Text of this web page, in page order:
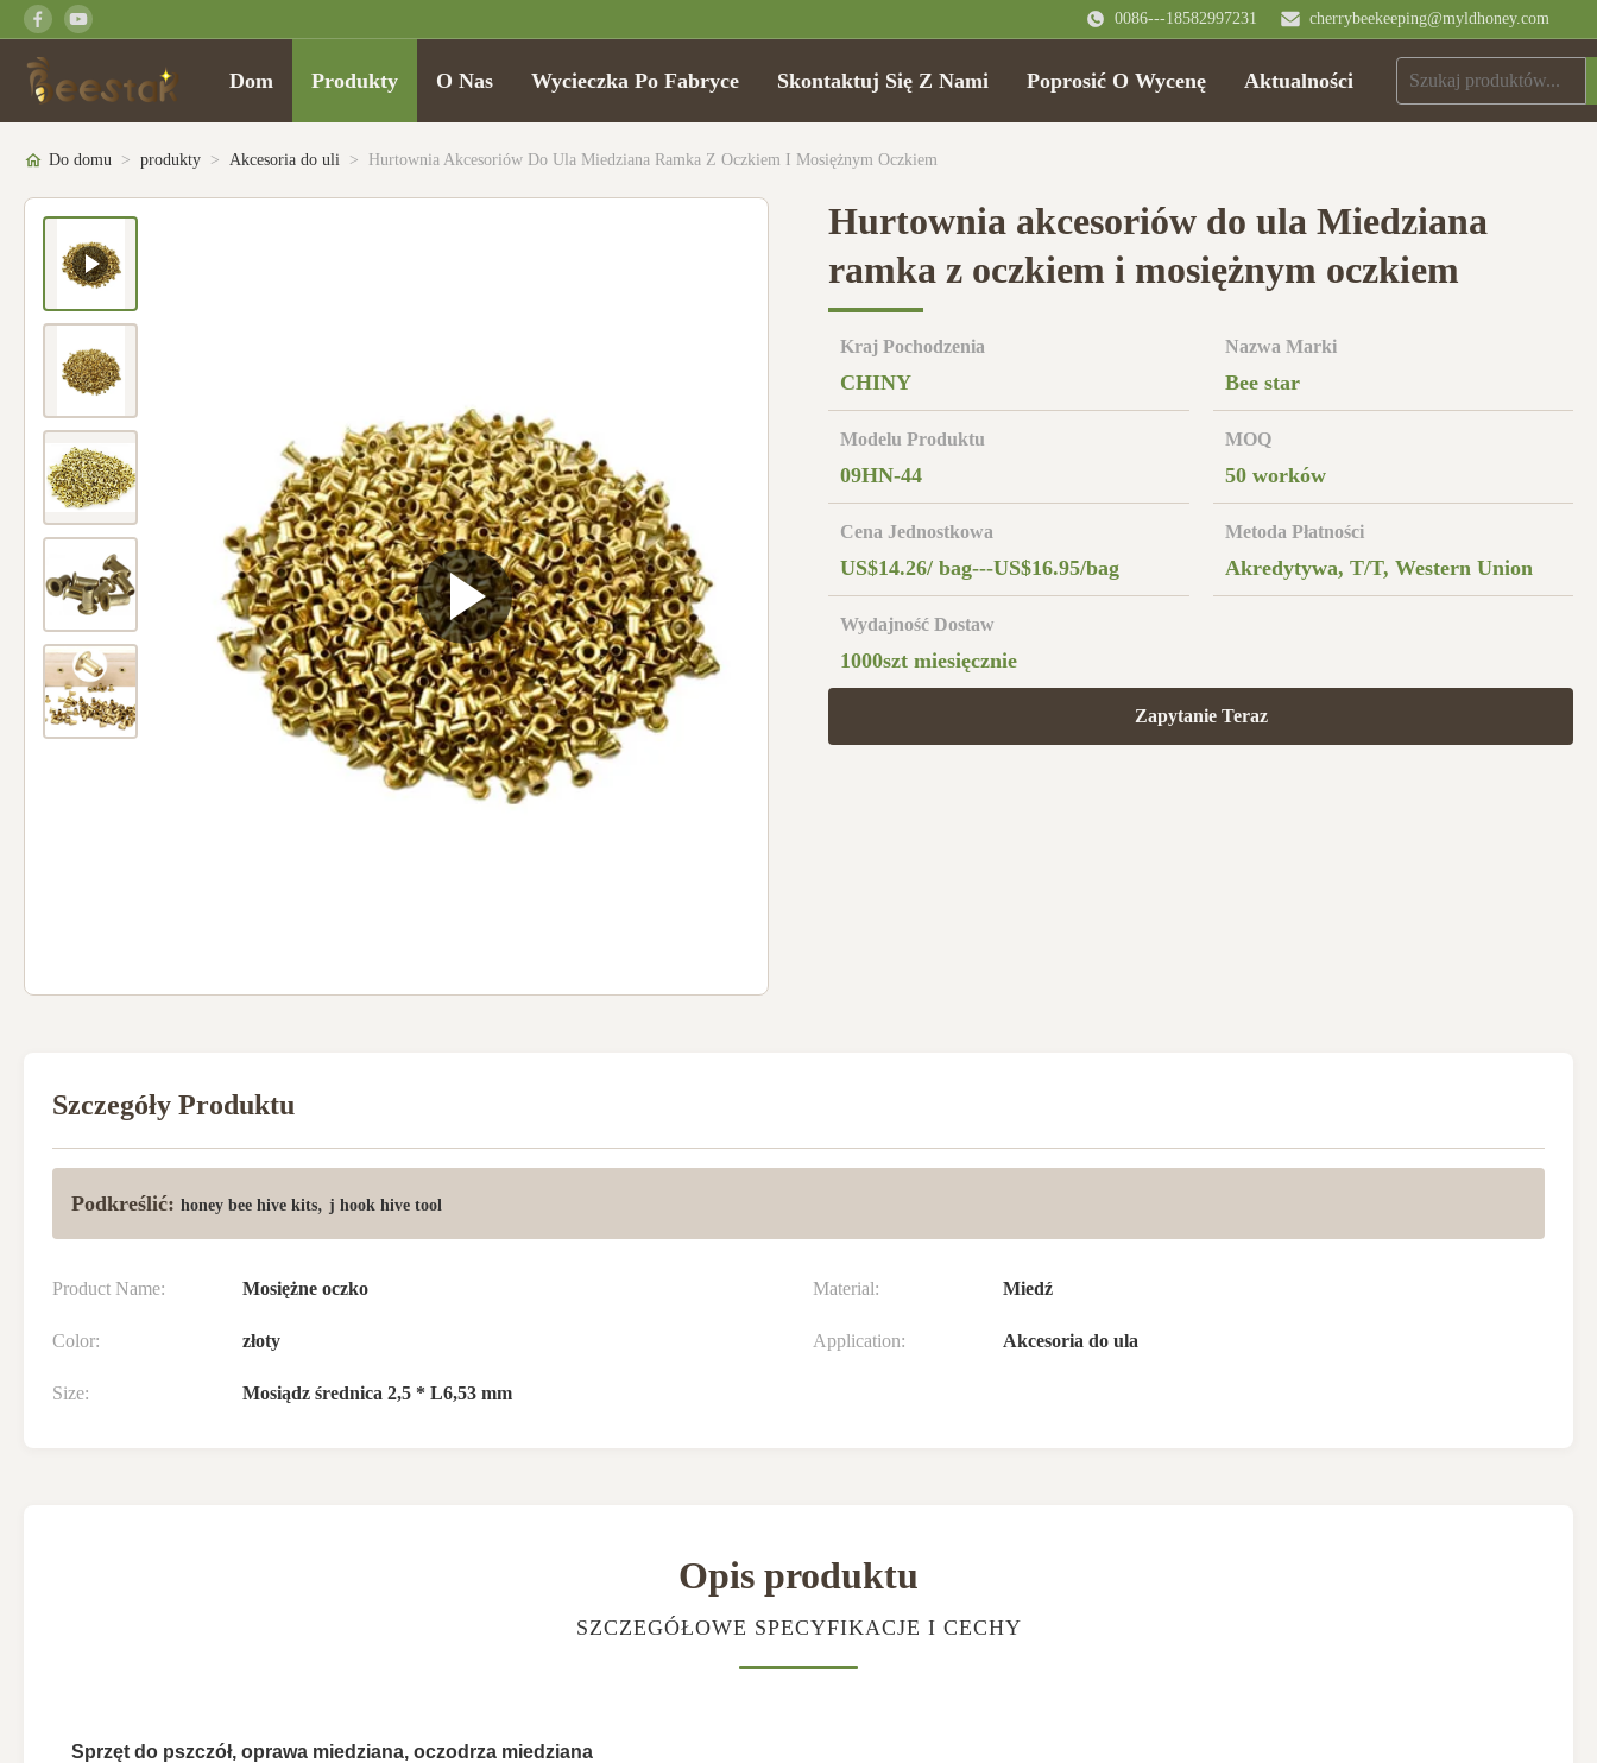
0086---18582997231 cherrybeekeeping@myldhoney.com
Dom Produkty O Nas Wycieczka Po Fabryce Skontaktuj Się Z Nami Poprosić O Wycenę Aktualności
Do domu > produkty > Akcesoria do uli > Hurtownia Akcesoriów Do Ula Miedziana Ramka Z Oczkiem I Mosiężnym Oczkiem
Hurtownia akcesoriów do ula Miedziana
ramka z oczkiem i mosiężnym oczkiem
Kraj Pochodzenia
CHINY
Nazwa Marki
Bee star
Modelu Produktu
09HN-44
MOQ
50 worków
Cena Jednostkowa
US$14.26/ bag---US$16.95/bag
Metoda Płatności
Akredytywa, T/T, Western Union
Wydajność Dostaw
1000szt miesięcznie
Zapytanie Teraz
Szczegóły Produktu
Podkreślić: honey bee hive kits, j hook hive tool
Product Name: Mosiężne oczko Material: Miedź
Color: złoty Application: Akcesoria do ula
Size: Mosiądz średnica 2,5 * L6,53 mm
Opis produktu
SZCZEGÓŁOWE SPECYFIKACJE I CECHY
Sprzęt do pszczół, oprawa miedziana, oczodrza miedziana